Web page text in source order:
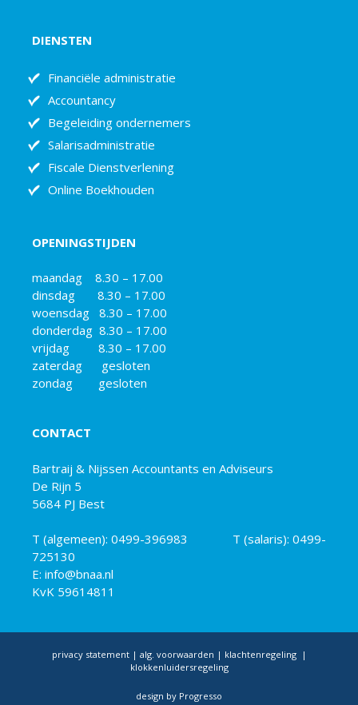
DIENSTEN
Financiële administratie
Accountancy
Begeleiding ondernemers
Salarisadministratie
Fiscale Dienstverlening
Online Boekhouden
OPENINGSTIJDEN
maandag 8.30 – 17.00
dinsdag 8.30 – 17.00
woensdag 8.30 – 17.00
donderdag 8.30 – 17.00
vrijdag 8.30 – 17.00
zaterdag gesloten
zondag gesloten
CONTACT
Bartraij & Nijssen Accountants en Adviseurs
De Rijn 5
5684 PJ Best
T (algemeen): 0499-396983 T (salaris): 0499-
725130
E: info@bnaa.nl
KvK 59614811
privacy statement| alg. voorwaarden | klachtenregeling |
klokkenluidersregeling
design by Progresso